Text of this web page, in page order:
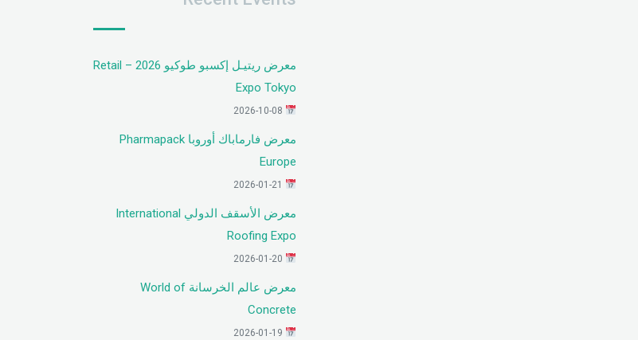
معرض ريتيـل إكسبو طوكيو 2026 – Retail
Expo Tokyo
معرض فارماباك أوروبا Pharmapack
Europe
معرض الأسقف الدولي International
Roofing Expo
معرض عالم الخرسانة World of
Concrete